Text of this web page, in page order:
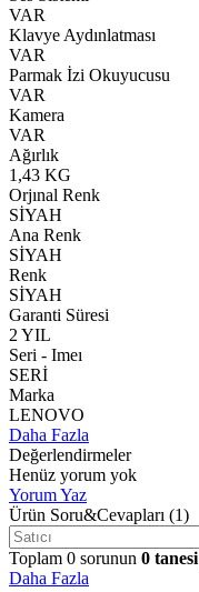
VAR
Klavye Aydınlatması
VAR
Parmak İzi Okuyucusu
VAR
Kamera
VAR
Ağırlık
1,43 KG
Orjınal Renk
SİYAH
Ana Renk
SİYAH
Renk
SİYAH
Garanti Süresi
2 YIL
Seri - Imeı
SERİ
Marka
LENOVO
Daha Fazla
Değerlendirmeler
Henüz yorum yok
Yorum Yaz
Ürün Soru&Cevapları (1)
Toplam 0 sorunun 0 tanesi
Daha Fazla